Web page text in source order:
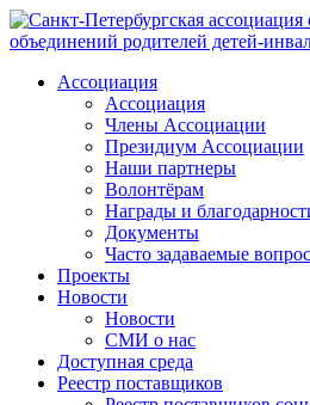
Ассоциация
Ассоциация
Члены Ассоциации
Президиум Ассоциации
Наши партнеры
Волонтёрам
Награды и
Документы
Часто задаваемые
Проекты
Новости
Новости
СМИ о нас
Доступная среда
Реестр поставщиков